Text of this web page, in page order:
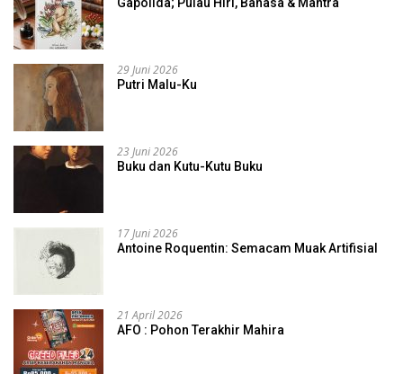
Gapolida; Pulau Hiri, Bahasa & Mantra
29 Juni 2026
Putri Malu-Ku
23 Juni 2026
Buku dan Kutu-Kutu Buku
17 Juni 2026
Antoine Roquentin: Semacam Muak Artifisial
21 April 2026
AFO : Pohon Terakhir Mahira